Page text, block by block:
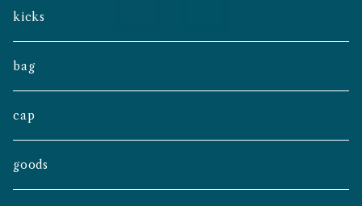
kicks
bag
cap
goods